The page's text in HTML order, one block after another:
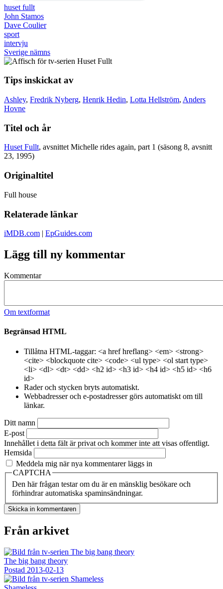
huset fullt
John Stamos
Dave Coulier
sport
intervju
Sverige nämns
Tips inskickat av
Ashley, Fredrik Nyberg, Henrik Hedin, Lotta Hellström, Anders
Hovne
Titel och år
Huset Fullt, avsnittet Michelle rides again, part 1 (säsong 8, avsnitt
23, 1995)
Originaltitel
Full house
Relaterade länkar
iMDB.com | EpGuides.com
Lägg till ny kommentar
Kommentar
Om textformat
Begränsad HTML
Tillåtna HTML-taggar: <a href hreflang> <em> <strong>
<cite> <blockquote cite> <code> <ul type> <ol start type>
<li> <dl> <dt> <dd> <h2 id> <h3 id> <h4 id> <h5 id> <h6
id>
Rader och stycken bryts automatiskt.
Webbadresser och e-postadresser görs automatiskt om till
länkar.
Ditt namn
E-post
Innehållet i detta fält är privat och kommer inte att visas offentligt.
Hemsida
Meddela mig när nya kommentarer läggs in
CAPTCHA
Den här frågan testar om du är en mänsklig besökare och
förhindrar automatiska spaminsändningar.
Från arkivet
The big bang theory
Postad 2013-02-13